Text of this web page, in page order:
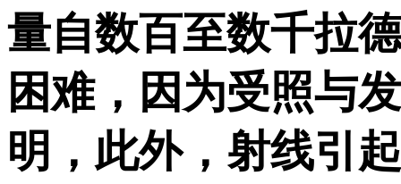
量自数百至数千拉
困难，因为受照与
明，此外，射线引